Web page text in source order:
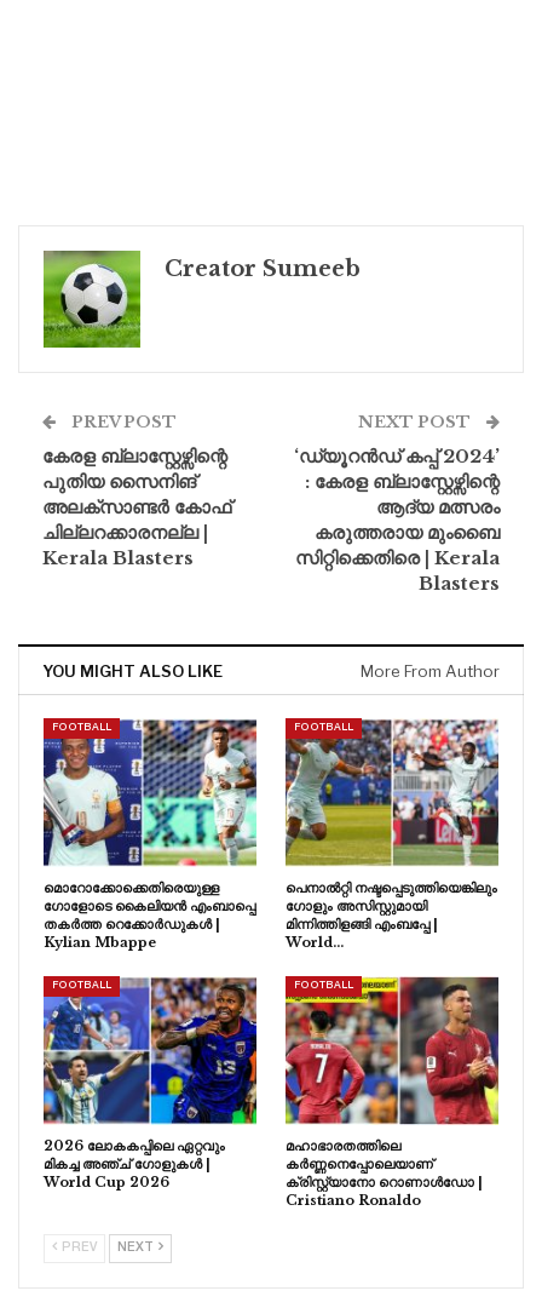
Creator Sumeeb
PREV POST
കേരള ബ്ലാസ്റ്റേഴ്സിന്റെ
പുതിയ സൈനിങ്‌
അലക്സാണ്ടർ കോഫ്
ചില്ലറക്കാരനല്ല |
Kerala Blasters
NEXT POST
‘ഡ്യൂറൻഡ് കപ്പ് 2024’
: കേരള ബ്ലാസ്റ്റേഴ്സിന്റെ
ആദ്യ മത്സരം
കരുത്തരായ മുംബൈ
സിറ്റിക്കെതിരെ | Kerala
Blasters
YOU MIGHT ALSO LIKE More From Author
FOOTBALL
മൊറോക്കോക്കെതിരെയുള്ള
ഗോളോടെ കൈലിയൻ എംബാപ്പെ
തകർത്ത റെക്കോർഡുകൾ |
Kylian Mbappe
FOOTBALL
പെനാൽറ്റി നഷ്ടപ്പെടുത്തിയെങ്കിലും
ഗോളും അസിസ്റ്റുമായി
മിന്നിത്തിളങ്ങി എംബപ്പേ |
World…
FOOTBALL
2026 ലോകകപ്പിലെ ഏറ്റവും
മികച്ച അഞ്ച് ഗോളുകൾ |
World Cup 2026
FOOTBALL
മഹാഭാരതത്തിലെ
കർണ്ണനെപ്പോലെയാണ്
ക്രിസ്റ്റ്യാനോ റൊണാൾഡോ |
Cristiano Ronaldo
PREV NEXT